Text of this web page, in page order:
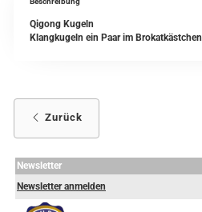
Qigong Kugeln
Klangkugeln ein Paar im Brokatkästchen
Zurück
Newsletter
Newsletter anmelden